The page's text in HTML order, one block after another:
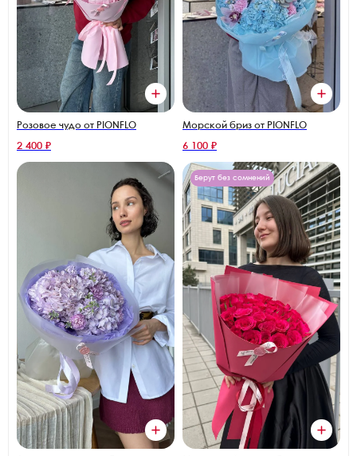
Розовое чудо от PIONFLO
2 400 ₽
Морской бриз от PIONFLO
6 100 ₽
Берут без сомнений